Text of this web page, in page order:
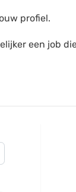
profiel.
een job